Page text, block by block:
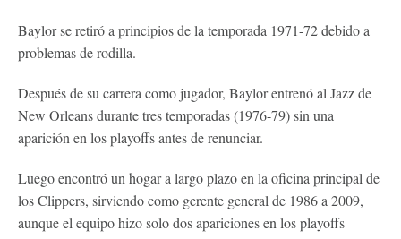
Baylor se retiró a principios de la temporada 1971-72 debido a
problemas de rodilla.
Después de su carrera como jugador, Baylor entrenó al Jazz de
New Orleans durante tres temporadas (1976-79) sin una
aparición en los playoffs antes de renunciar.
Luego encontró un hogar a largo plazo en la oficina principal de
los Clippers, sirviendo como gerente general de 1986 a 2009,
aunque el equipo hizo solo dos apariciones en los playoffs